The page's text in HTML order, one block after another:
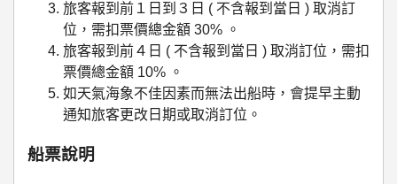
旅客報到前１日到３日 ( 不含報到當日 ) 取消訂
位，需扣票價總金額 30% 。
旅客報到前４日 ( 不含報到當日 ) 取消訂位，需扣
票價總金額 10% 。
如天氣海象不佳因素而無法出船時，會提早主動
通知旅客更改日期或取消訂位。
船票說明